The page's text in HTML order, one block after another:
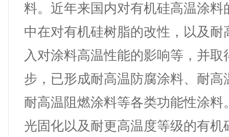
料。近年来国内对有机硅高温涂料
中在对有机硅树脂的改性，以及耐
入对涂料高温性能的影响等，并取
步，已形成耐高温防腐涂料、耐高
耐高温阻燃涂料等各类功能性涂料
光固化以及耐更高温度等级的有机